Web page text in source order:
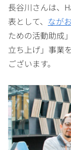
長谷川さんは、
表として、 なが
ための活動助成
立ち上げ」事業
ございます。